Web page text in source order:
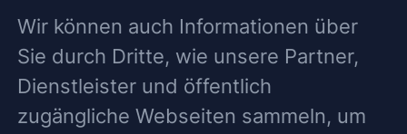
Wir können auch Informationen über
Sie durch Dritte, wie unsere Partner,
Dienstleister und öffentlich
zugängliche Webseiten sammeln, um